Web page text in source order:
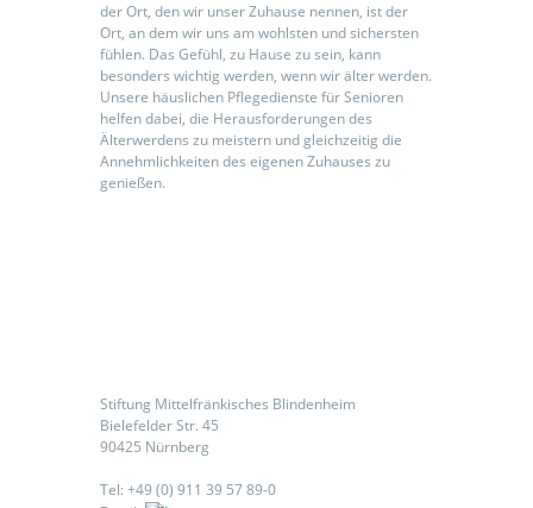
der Ort, den wir unser Zuhause nennen, ist der
Ort, an dem wir uns am wohlsten und sichersten
fühlen. Das Gefühl, zu Hause zu sein, kann
besonders wichtig werden, wenn wir älter werden.
Unsere häuslichen Pflegedienste für Senioren
helfen dabei, die Herausforderungen des
Älterwerdens zu meistern und gleichzeitig die
Annehmlichkeiten des eigenen Zuhauses zu
genießen.
Stiftung Mittelfränkisches Blindenheim
Bielefelder Str. 45
90425 Nürnberg
Tel: +49 (0) 911 39 57 89-0